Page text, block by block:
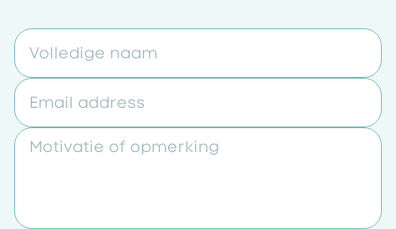
Volledige naam
Email address
Motivatie of opmerking